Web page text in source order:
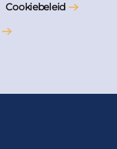
Cookiebeleid